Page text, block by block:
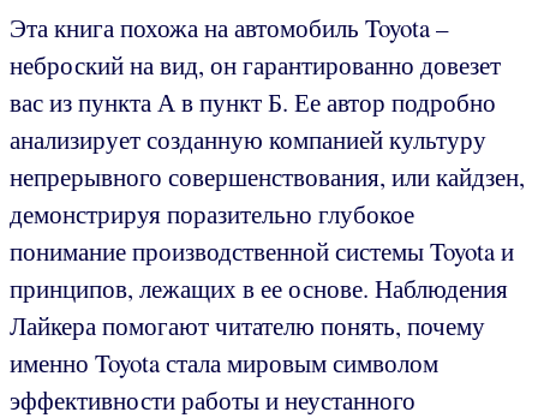
Эта книга похожа на автомобиль Toyota –
неброский на вид, он гарантированно довезет
вас из пункта А в пункт Б. Ее автор подробно
анализирует созданную компанией культуру
непрерывного совершенствования, или кайдзен,
демонстрируя поразительно глубокое
понимание производственной системы Toyota и
принципов, лежащих в ее основе. Наблюдения
Лайкера помогают читателю понять, почему
именно Toyota стала мировым символом
эффективности работы и неустанного